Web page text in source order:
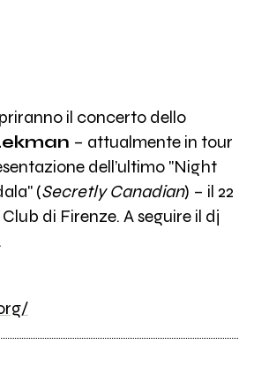
il concerto dello
– attualmente in tour
dell’ultimo "Night
(Secretly Canadian) – il 22
di Firenze. A seguire il dj
.